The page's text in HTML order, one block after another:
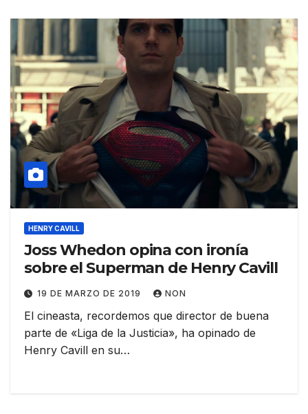
HENRY CAVILL
Joss Whedon opina con ironía
sobre el Superman de Henry Cavill
19 DE MARZO DE 2019 NON
El cineasta, recordemos que director de buena
parte de «Liga de la Justicia», ha opinado de
Henry Cavill en su…